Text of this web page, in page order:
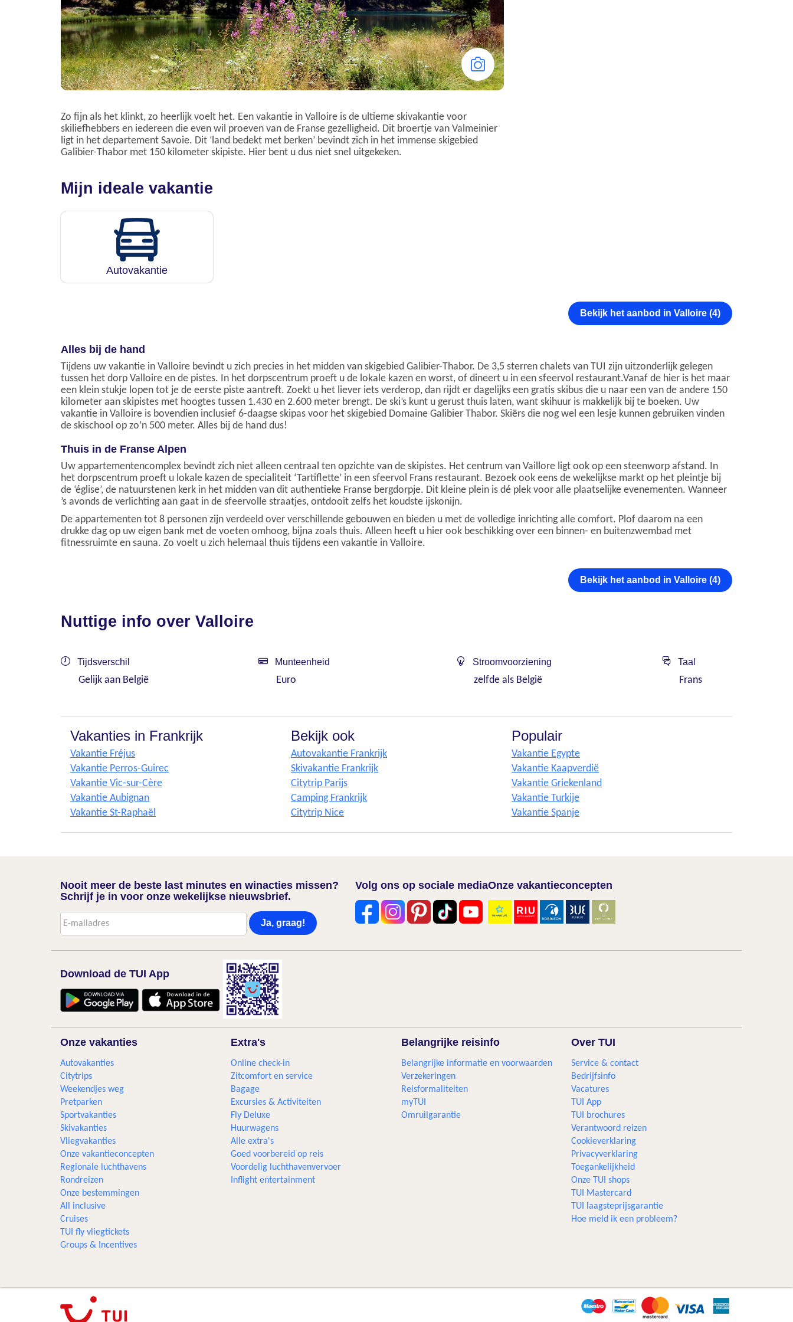
Zo fijn als het klinkt, zo heerlijk voelt het. Een vakantie in Valloire is de ultieme skivakantie voor
skiliefhebbers en iedereen die even wil proeven van de Franse gezelligheid. Dit broertje van Valmeinier
ligt in het departement Savoie. Dit ‘land bedekt met berken’ bevindt zich in het immense skigebied
Galibier-Thabor met 150 kilometer skipiste. Hier bent u dus niet snel uitgekeken.
Mijn ideale vakantie
Autovakantie
Bekijk het aanbod in Valloire (4)
Alles bij de hand
Tijdens uw vakantie in Valloire bevindt u zich precies in het midden van skigebied Galibier-Thabor. De 3,5 sterren chalets van TUI zijn uitzonderlijk gelegen
tussen het dorp Valloire en de pistes. In het dorpscentrum proeft u de lokale kazen en worst, of dineert u in een sfeervol restaurant.Vanaf de hier is het maar
een klein stukje lopen tot je de eerste piste aantreft. Zoekt u het liever iets verderop, dan rijdt er dagelijks een gratis skibus die u naar een van de andere 150
kilometer aan skipistes met hoogtes tussen 1.430 en 2.600 meter brengt. De ski’s kunt u gerust thuis laten, want skihuur is makkelijk bij te boeken. Uw
vakantie in Valloire is bovendien inclusief 6-daagse skipas voor het skigebied Domaine Galibier Thabor. Skiërs die nog wel een lesje kunnen gebruiken vinden
de skischool op zo’n 500 meter. Alles bij de hand dus!
Thuis in de Franse Alpen
Uw appartementencomplex bevindt zich niet alleen centraal ten opzichte van de skipistes. Het centrum van Vaillore ligt ook op een steenworp afstand. In
het dorpscentrum proeft u lokale kazen de specialiteit ‘Tartiflette’ in een sfeervol Frans restaurant. Bezoek ook eens de wekelijkse markt op het pleintje bij
de ‘église’, de natuurstenen kerk in het midden van dit authentieke Franse bergdorpje. Dit kleine plein is dé plek voor alle plaatselijke evenementen. Wanneer
’s avonds de verlichting aan gaat in de sfeervolle straatjes, ontdooit zelfs het koudste ijskonijn.
De appartementen tot 8 personen zijn verdeeld over verschillende gebouwen en bieden u met de volledige inrichting alle comfort. Plof daarom na een
drukke dag op uw eigen bank met de voeten omhoog, bijna zoals thuis. Alleen heeft u hier ook beschikking over een binnen- en buitenzwembad met
fitnessruimte en sauna. Zo voelt u zich helemaal thuis tijdens een vakantie in Valloire.
Bekijk het aanbod in Valloire (4)
Nuttige info over Valloire
Tijdsverschil
Gelijk aan België
Munteenheid
Euro
Stroomvoorziening
zelfde als België
Taal
Frans
Vakanties in Frankrijk
Vakantie Fréjus
Vakantie Perros-Guirec
Vakantie Vic-sur-Cère
Vakantie Aubignan
Vakantie St-Raphaël
Bekijk ook
Autovakantie Frankrijk
Skivakantie Frankrijk
Citytrip Parijs
Camping Frankrijk
Citytrip Nice
Populair
Vakantie Egypte
Vakantie Kaapverdië
Vakantie Griekenland
Vakantie Turkije
Vakantie Spanje
Nooit meer de beste last minutes en winacties missen?
Schrijf je in voor onze wekelijkse nieuwsbrief.
Ja, graag!
Volg ons op sociale mediaOnze vakantieconcepten
Download de TUI App
Onze vakanties
Autovakanties
Citytrips
Weekendjes weg
Pretparken
Sportvakanties
Skivakanties
Vliegvakanties
Onze vakantieconcepten
Regionale luchthavens
Rondreizen
Onze bestemmingen
All inclusive
Cruises
TUI fly vliegtickets
Groups & Incentives
Extra's
Online check-in
Zitcomfort en service
Bagage
Excursies & Activiteiten
Fly Deluxe
Huurwagens
Alle extra's
Goed voorbereid op reis
Voordelig luchthavenvervoer
Inflight entertainment
Belangrijke reisinfo
Belangrijke informatie en voorwaarden
Verzekeringen
Reisformaliteiten
myTUI
Omruilgarantie
Over TUI
Service & contact
Bedrijfsinfo
Vacatures
TUI App
TUI brochures
Verantwoord reizen
Cookieverklaring
Privacyverklaring
Toegankelijkheid
Onze TUI shops
TUI Mastercard
TUI laagsteprijsgarantie
Hoe meld ik een probleem?